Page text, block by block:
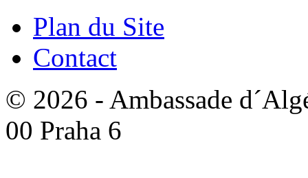
Plan du Site
Contact
© 2026 - Ambassade
00 Praha 6